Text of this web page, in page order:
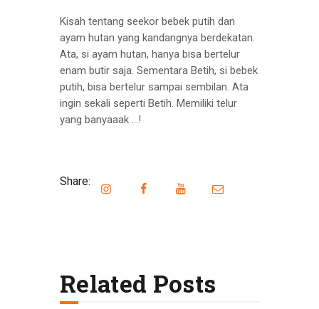
HUBUNGI KAMI
Kisah tentang seekor bebek putih dan
ayam hutan yang kandangnya berdekatan.
Ata, si ayam hutan, hanya bisa bertelur
enam butir saja. Sementara Betih, si bebek
putih, bisa bertelur sampai sembilan. Ata
ingin sekali seperti Betih. Memiliki telur
yang banyaaak …!
Share:
Related Posts